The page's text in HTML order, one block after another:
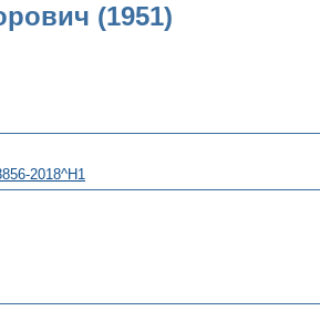
(1951)
2018^H1